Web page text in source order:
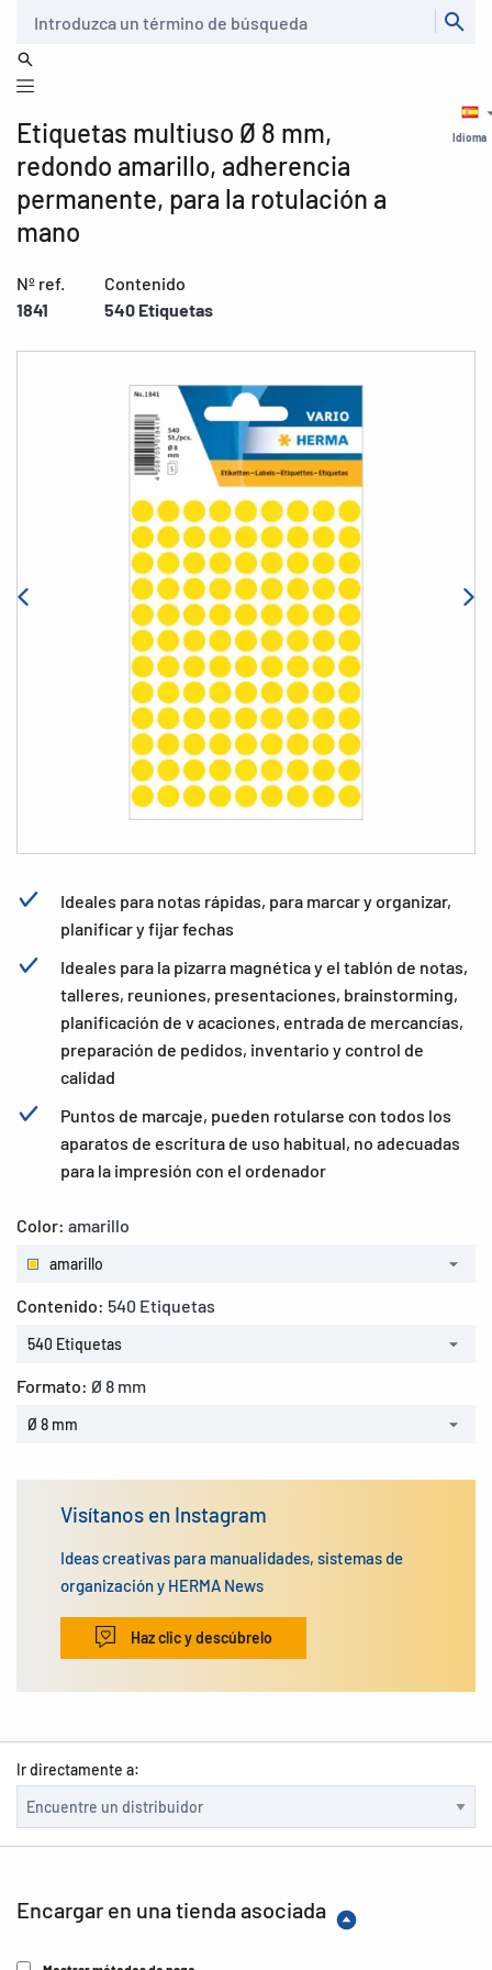
Idioma
Etiquetas multiuso Ø 8 mm,
redondo amarillo, adherencia
permanente, para la rotulación a
mano
Nº ref.
1841
Contenido
540 Etiquetas
Ideales para notas rápidas, para marcar y organizar,
planificar y fijar fechas
Ideales para la pizarra magnética y el tablón de notas,
talleres, reuniones, presentaciones, brainstorming,
planificación de v acaciones, entrada de mercancías,
preparación de pedidos, inventario y control de
calidad
Puntos de marcaje, pueden rotularse con todos los
aparatos de escritura de uso habitual, no adecuadas
para la impresión con el ordenador
Color: amarillo
amarillo
Contenido: 540 Etiquetas
540 Etiquetas
Formato: Ø 8 mm
Ø 8 mm
Visítanos en Instagram
Ideas creativas para manualidades, sistemas de
organización y HERMA News
Haz clic y descúbrelo
Ir directamente a:
Encargar en una tienda asociada